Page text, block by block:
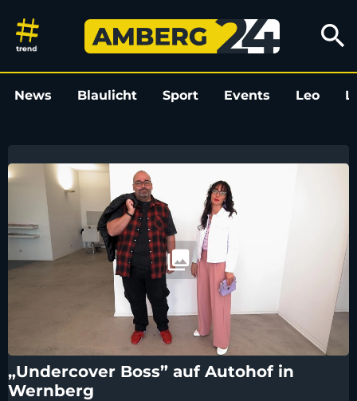
Amberg24
search
News Blaulicht Sport Events Leo
„Undercover Boss” auf Autohof in
Wernberg